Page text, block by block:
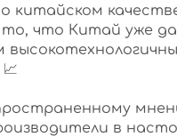
китайском
что Китай уже
в